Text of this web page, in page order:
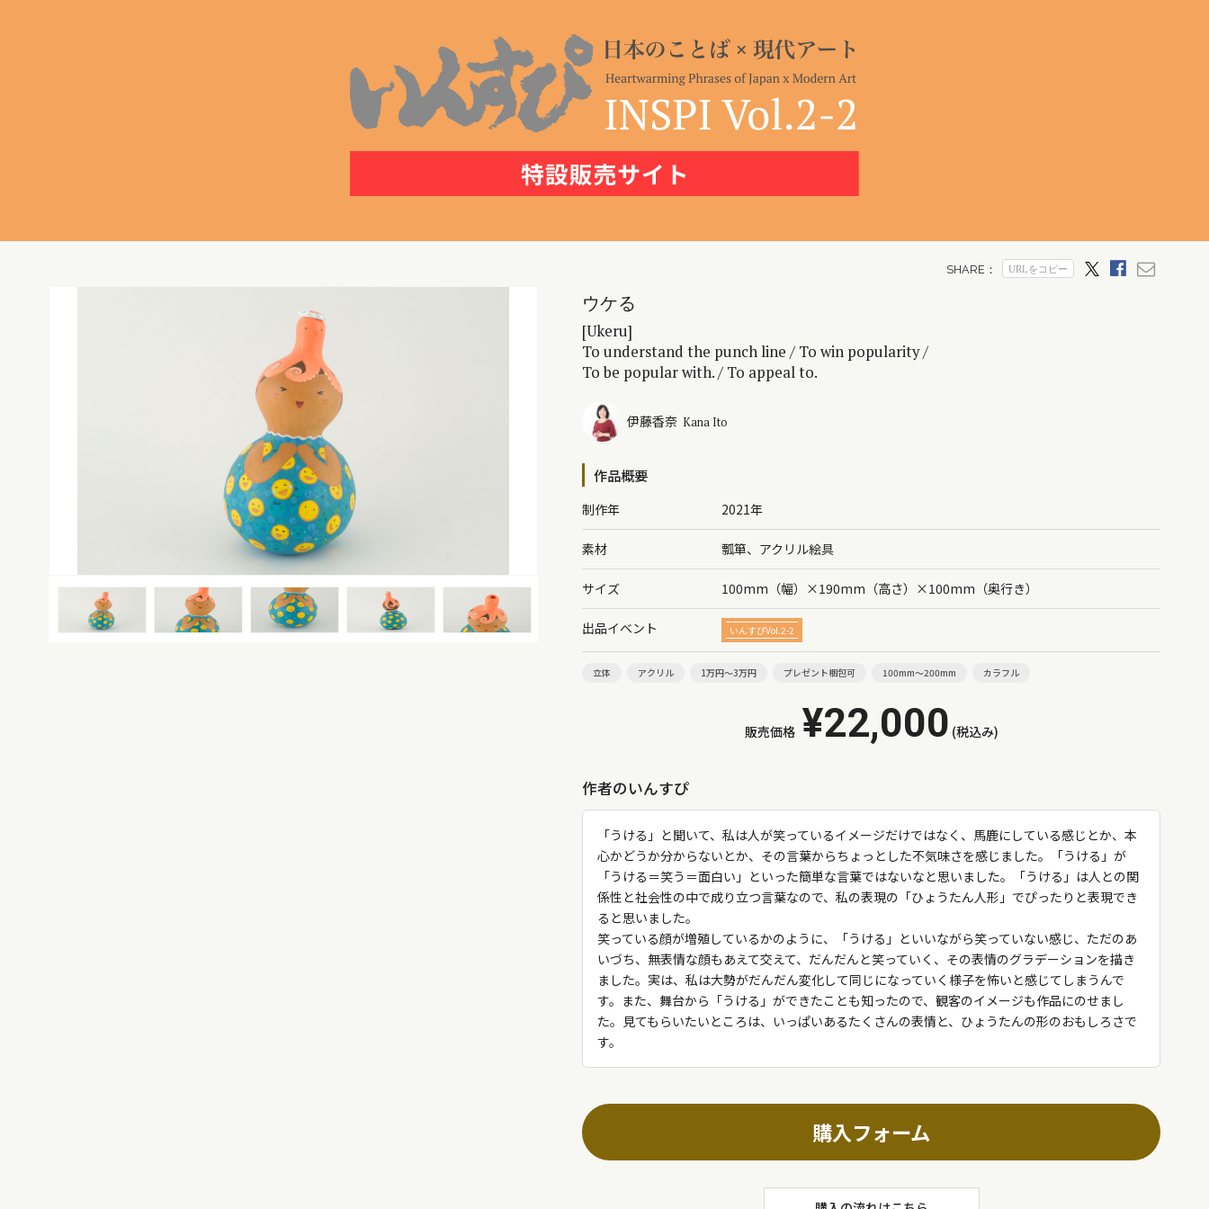
ウケる
[Ukeru]
To understand the punch line / To win popularity /
To be popular with. / To appeal to.
伊藤香奈 Kana Ito
作品概要
制作年 2021年
素材 瓢箪、アクリル絵具
サイズ 100mm（幅）×190mm（高さ）×100mm（奥行き）
出品イベント いんすぴVol.2-2
立体 アクリル 1万円～3万円 プレゼント梱包可 100mm～200mm カラフル
販売価格 ¥22,000 (税込み)
作者のいんすぴ
「うける」と聞いて、私は人が笑っているイメージだけではなく、馬鹿にしている感じとか、本
心かどうか分からないとか、その言葉からちょっとした不気味さを感じました。「うける」が
「うける＝笑う＝面白い」といった簡単な言葉ではないなと思いました。「うける」は人との関
係性と社会性の中で成り立つ言葉なので、私の表現の「ひょうたん人形」でぴったりと表現でき
ると思いました。
笑っている顔が増殖しているかのように、「うける」といいながら笑っていない感じ、ただのあ
いづち、無表情な顔もあえて交えて、だんだんと笑っていく、その表情のグラデーションを描き
ました。実は、私は大勢がだんだん変化して同じになっていく様子を怖いと感じてしまうんで
す。また、舞台から「うける」ができたことも知ったので、観客のイメージも作品にのせまし
た。見てもらいたいところは、いっぱいあるたくさんの表情と、ひょうたんの形のおもしろさで
す。
購入フォーム